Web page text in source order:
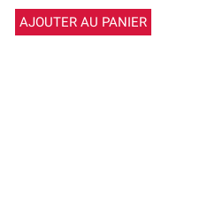
AJOUTER AU PANIER